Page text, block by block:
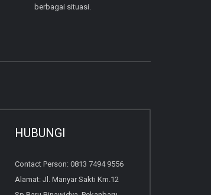
berbagai situasi.
HUBUNGI
Contact Person: 0813 7494 9556
Alamat: Jl. Manyar Sakti Km.12